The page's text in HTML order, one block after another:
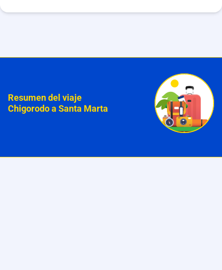
Resumen del viaje
Chigorodo a Santa Marta